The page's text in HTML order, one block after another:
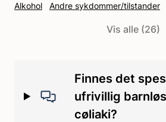
Alkohol Andre sykdommer/tilstander
Grunnstønad Hveteallergi
Håndtering
Ikke-cøliakisk
Irritabel tarmsyndrom
Kontaminering
Vis alle (26)
Finnes det
ufrivillig
cøliaki?